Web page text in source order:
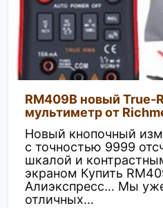
RM409B новый True-
мультиметр от
Новый кнопочный
с точностью 9999
шкалой и
экраном Купить
Алиэкспресс… Мы
отличных…